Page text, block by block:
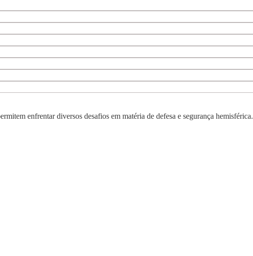
enfrentar diversos desafios em matéria de defesa e segurança hemisférica.